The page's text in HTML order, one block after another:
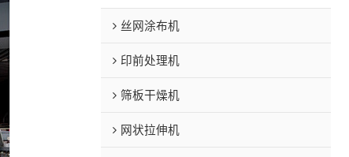
丝网涂布机
印前处理机
筛板干燥机
网状拉伸机